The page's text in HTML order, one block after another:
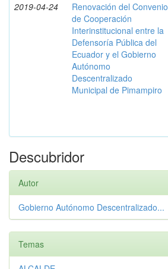
2019-04-24
Renovación del Convenio
de Cooperación
Interinstitucional entre la
Defensoría Pública del
Ecuador y el Gobierno
Autónomo
Descentralizado
Municipal de Pimampiro
Descubridor
Autor
Gobierno Autónomo Descentralizado...
Temas